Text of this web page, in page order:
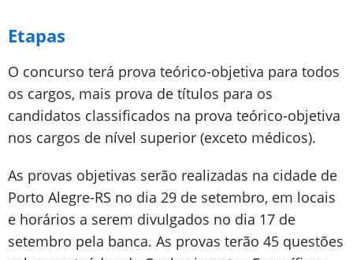
Etapas
O concurso terá prova teórico-objetiva para todos
os cargos, mais prova de títulos para os
candidatos classificados na prova teórico-objetiva
nos cargos de nível superior (exceto médicos).
As provas objetivas serão realizadas na cidade de
Porto Alegre-RS no dia 29 de setembro, em locais
e horários a serem divulgados no dia 17 de
setembro pela banca. As provas terão 45 questões